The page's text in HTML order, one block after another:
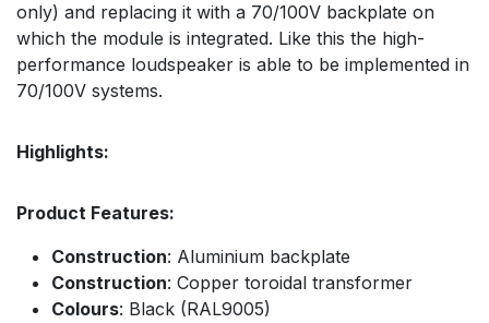
only) and replacing it with a 70/100V backplate on
which the module is integrated. Like this the high-
performance loudspeaker is able to be implemented in
70/100V systems.
Highlights:
Product Features:
Construction: Aluminium backplate
Construction: Copper toroidal transformer
Colours: Black (RAL9005)